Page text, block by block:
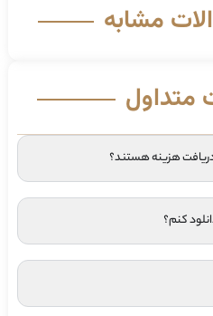
مشابه
متداول
دریافت هزینه هستند؟
کنم؟